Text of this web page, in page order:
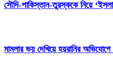
সৌদি-পাকিস্তান-তুরস্ককে নিয়ে
মামলার ভয় দেখিয়ে হয়রানির অভিযোগে